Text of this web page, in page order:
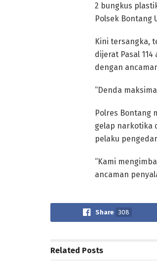
2 bungkus
Polsek Bontang
Kini tersangka,
dijerat Pasal 114
dengan
“Denda
Polres Bontang
gelap narkotika
pelaku
“Kami
ancaman
Share 308
Related Posts